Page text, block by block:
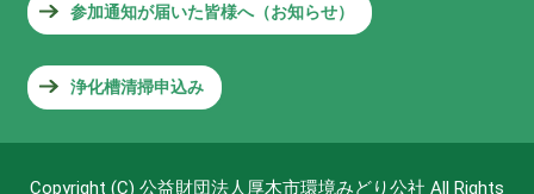
参加通知が届いた皆様へ（お知らせ）
浄化槽清掃申込み
Copyright (C) 公益財団法人厚木市環境みどり公社 All Rights